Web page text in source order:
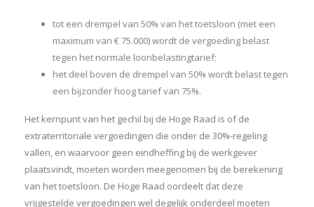
tot een drempel van 50% van het toetsloon (met een
maximum van € 75.000) wordt de vergoeding belast
tegen het normale loonbelastingtarief;
het deel boven de drempel van 50% wordt belast tegen
een bijzonder hoog tarief van 75%.
Het kernpunt van het gechil bij de Hoge Raad is of de
extraterritoriale vergoedingen die onder de 30%-regeling
vallen, en waarvoor geen eindheffing bij de werkgever
plaatsvindt, moeten worden meegenomen bij de berekening
van het toetsloon. De Hoge Raad oordeelt dat deze
vrijgestelde vergoedingen wel degelijk onderdeel moeten